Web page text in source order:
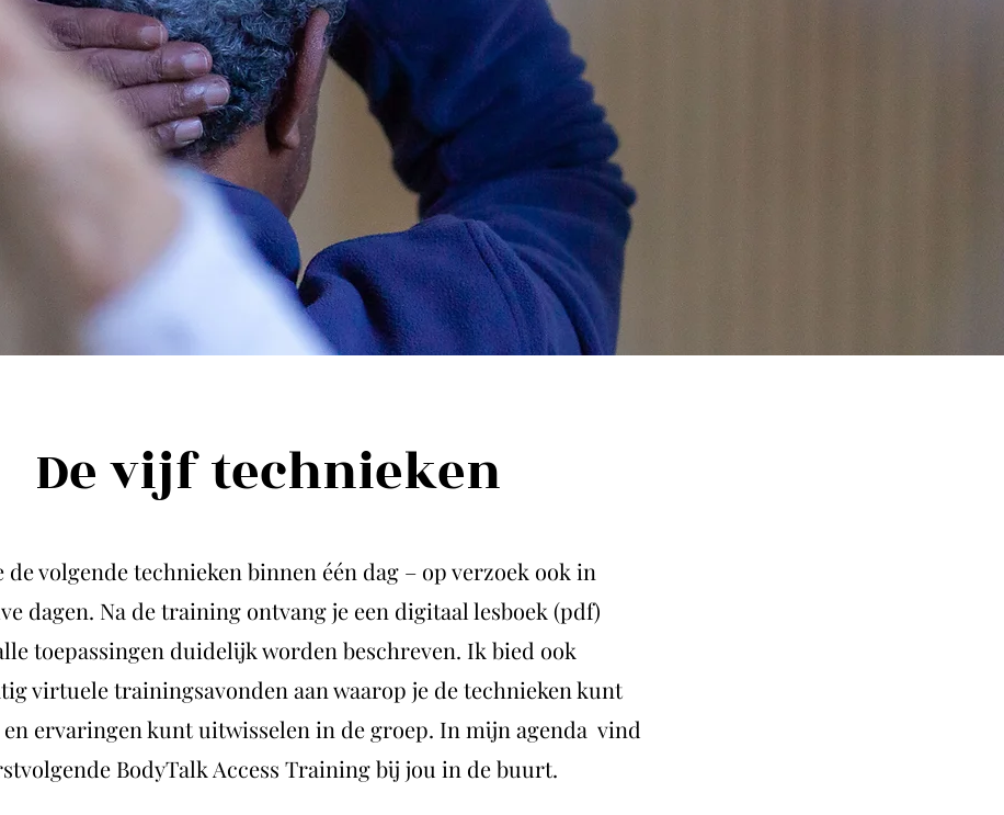
De vijf technieken
de volgende technieken binnen één dag – op verzoek ook in
dagen. Na de training ontvang je een digitaal lesboek (pdf)
toepassingen duidelijk worden beschreven. Ik bied ook
virtuele trainingsavonden aan waarop je de technieken kunt
en ervaringen kunt uitwisselen in de groep. In mijn agenda vind
BodyTalk Access Training bij jou in de buurt.